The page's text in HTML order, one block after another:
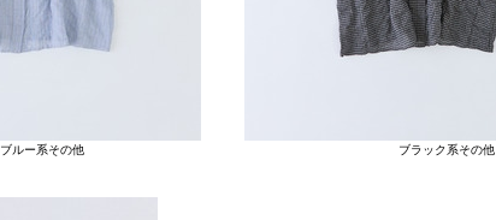
ブルー系その他 ブラック系その他